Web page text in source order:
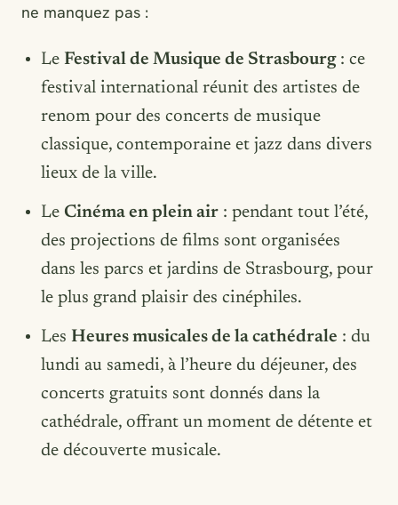
ne manquez pas :
Le Festival de Musique de Strasbourg: ce
festival international réunit des artistes de
renom pour des concerts de musique
classique, contemporaine et jazz dans divers
lieux de la ville.
Le Cinéma en plein air : pendant tout l’été,
des projections de films sont organisées
dans les parcs et jardins de Strasbourg, pour
le plus grand plaisir des cinéphiles.
Les Heures musicales de la cathédrale : du
lundi au samedi, à l’heure du déjeuner, des
concerts gratuits sont donnés dans la
cathédrale, offrant un moment de détente et
de découverte musicale.